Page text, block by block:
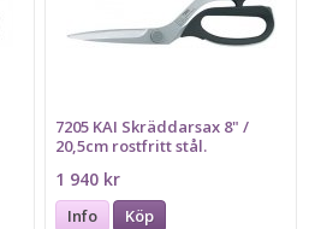
7205 KAI Skräddarsax 8" /
20,5cm rostfritt stål.
1 940 kr
Info Köp